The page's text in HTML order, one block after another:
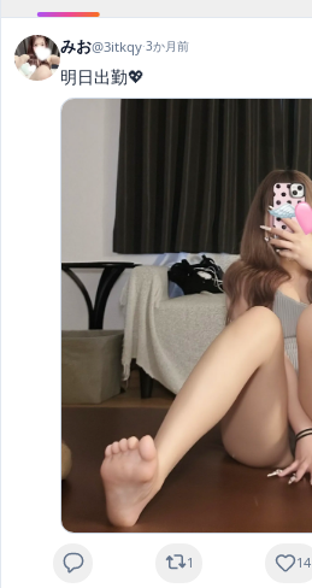
みお@3itkqy·3か月前
明日出勤💖
1 14